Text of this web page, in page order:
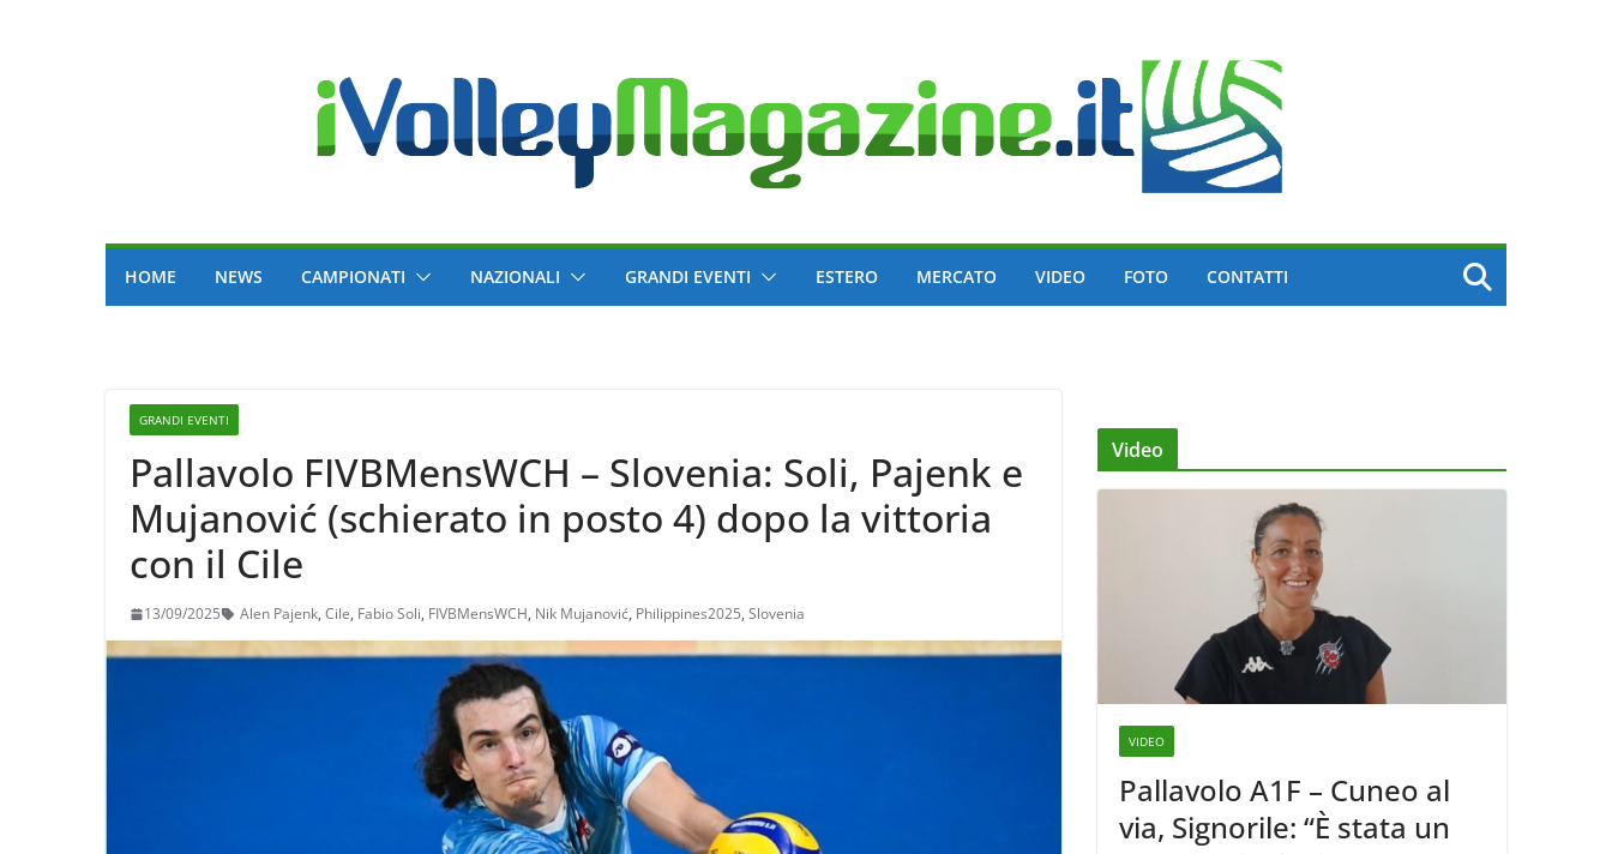
HOME NEWS CAMPIONATI NAZIONALI GRANDI EVENTI ESTERO MERCATO VIDEO FOTO CONTATTI
GRANDI EVENTI
Pallavolo FIVBMensWCH – Slovenia: Soli, Pajenk e
Mujanović (schierato in posto 4) dopo la vittoria
con il Cile
13/09/2025 Alen Pajenk, Cile, Fabio Soli, FIVBMensWCH, Nik Mujanović, Philippines2025, Slovenia
Video
VIDEO
Pallavolo A1F – Cuneo al
via, Signorile: “È stata un